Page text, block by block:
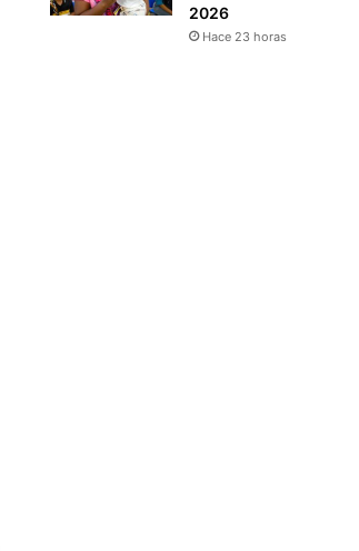
2026
Hace 23 horas